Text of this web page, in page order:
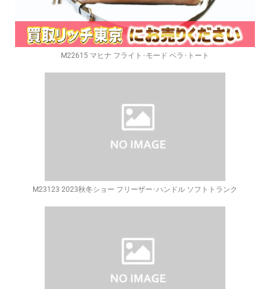
M22615 マヒナ フライト･モード ベラ･トート
M23123 2023秋冬ショー フリーザー･ハンドル ソフトトランク